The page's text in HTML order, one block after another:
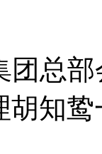
团总
胡知